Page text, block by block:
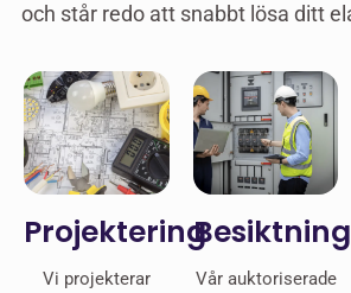
och står redo att snabbt lösa ditt
Projektering
Vi projekterar
Besiktning
Vår auktoriserade